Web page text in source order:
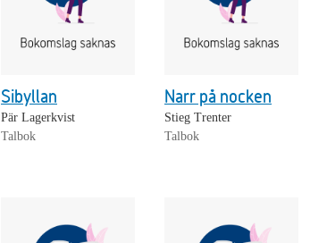
Sibyllan
Pär Lagerkvist
Talbok
Narr på nocken
Stieg Trenter
Talbok